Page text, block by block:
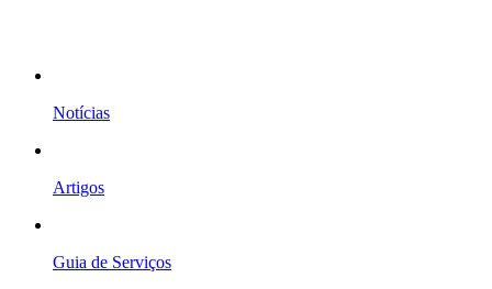
Notícias
Artigos
Guia de Serviços